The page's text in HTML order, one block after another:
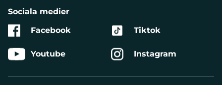
Sociala medier
Facebook
Youtube
Tiktok
Instagram